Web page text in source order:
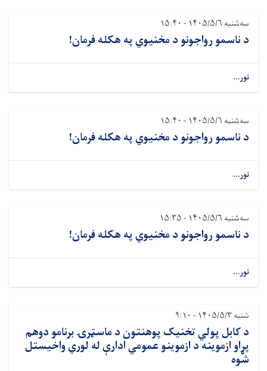
سه‌شنبه ۱۴۰۵/۵/۶ - ۱۵:۴۰
د ناسمو رواجونو د مخنیوي په هکله فرمان!
نور...
سه‌شنبه ۱۴۰۵/۵/۶ - ۱۵:۴۰
د ناسمو رواجونو د مخنیوي په هکله فرمان!
نور...
سه‌شنبه ۱۴۰۵/۵/۶ - ۱۵:۳۵
د ناسمو رواجونو د مخنیوي په هکله فرمان!
نور...
شنبه ۱۴۰۵/۵/۳ - ۹:۱۰
د کابل پولي ‌تخنيک پوهنتون د ماسټرۍ برنامو دوهم
پړاو ازموینه د ازموينو عمومي ادارې له لوري واخيستل
شوه